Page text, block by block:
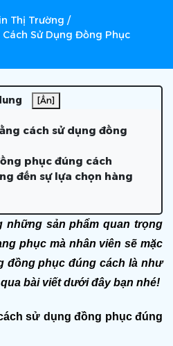
Thị Trường /
Sử Dụng Đồng Phục
[Ẩn]
cách sử dụng đồng
phục đúng cách
đến sự lựa chọn hàng
những sản phẩm quan trọng
phục mà nhân viên sẽ mặc
đồng phục đúng cách là như
bài viết dưới đây bạn nhé!
sử dụng đồng phục đúng